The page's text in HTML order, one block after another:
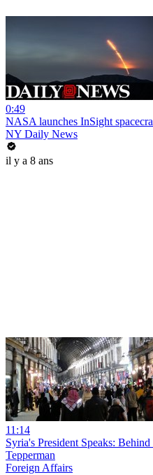
0:49
NASA launches InSight
NY Daily News
il y a 8 ans
11:14
Syria's President Speaks:
Tepperman
Foreign Affairs